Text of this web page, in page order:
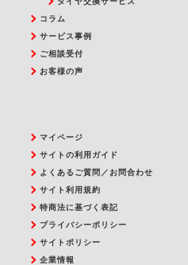
コラム
サービス事例
ご相談受付
お客様の声
マイページ
サイトの利用ガイド
よくあるご質問／お問合わせ
サイト利用規約
特商法に基づく表記
プライバシーポリシー
サイトポリシー
企業情報